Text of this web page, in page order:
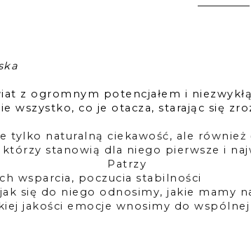
z ogromnym potencjałem i
wszystko, co je otacza, starając się
tylko naturalną ciekawość, ale również
którzy stanowią dla niego pierwsze i
wsparcia, poczucia stabilności
się do niego odnosimy, jakie mamy
jakości emocje wnosimy do